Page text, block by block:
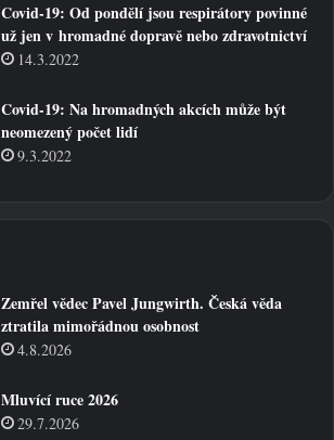
Covid-19: Od pondělí jsou respirátory povinné
už jen v hromadné dopravě nebo zdravotnictví
14.3.2022
Covid-19: Na hromadných akcích může být
neomezený počet lidí
9.3.2022
Zemřel vědec Pavel Jungwirth. Česká věda
ztratila mimořádnou osobnost
4.8.2026
Mluvící ruce 2026
29.7.2026